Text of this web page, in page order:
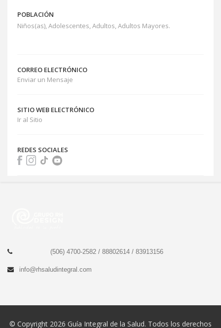
POBLACIÓN
Niños(as), Adolescentes, Adultos, Adultos Mayores.
CORREO ELECTRÓNICO
Enviar un Mensaje
SITIO WEB ELECTRÓNICO
Ir al Sitio
REDES SOCIALES
(506) 4700-2582 / 88802614 / 83913156
info@rhsaludintegral.com
© Copyright 2026 Guía Integral de la Salud. Todos los derechos